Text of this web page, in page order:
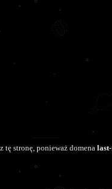
tę stronę, ponieważ domena